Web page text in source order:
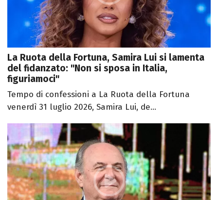
La Ruota della Fortuna, Samira Lui si lamenta
del fidanzato: "Non si sposa in Italia,
figuriamoci"
Tempo di confessioni a La Ruota della Fortuna
venerdì 31 luglio 2026, Samira Lui, de...